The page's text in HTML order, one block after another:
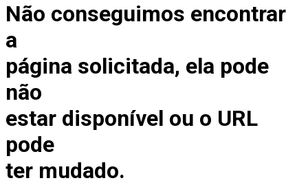
Não conseguimos encontrar
a
página solicitada, ela pode
não
estar disponível ou o URL
pode
ter mudado.